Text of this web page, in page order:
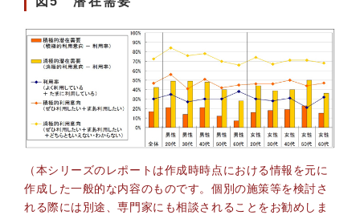
（本シリーズのレポートは作成時時点における情報を元に
作成した一般的な内容のものです。個別の施策等を検討さ
れる際には別途、専門家にも相談されることをお勧めしま